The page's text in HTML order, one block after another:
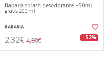
Babaria splash desodorante +50ml
gratis 200ml
BABARIA
2,32€ 4,80€ - 52%